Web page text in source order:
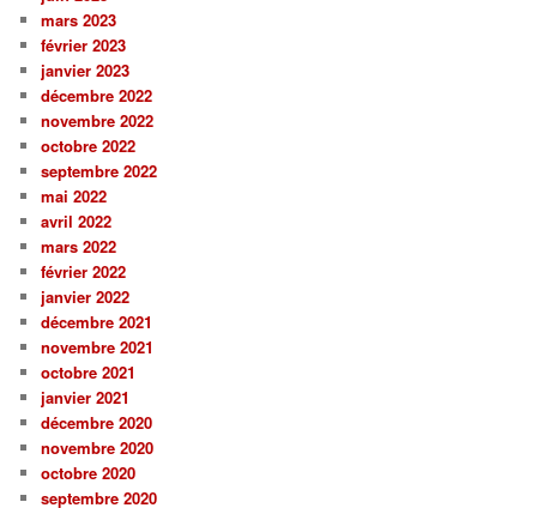
mars 2023
février 2023
janvier 2023
décembre 2022
novembre 2022
octobre 2022
septembre 2022
mai 2022
avril 2022
mars 2022
février 2022
janvier 2022
décembre 2021
novembre 2021
octobre 2021
janvier 2021
décembre 2020
novembre 2020
octobre 2020
septembre 2020